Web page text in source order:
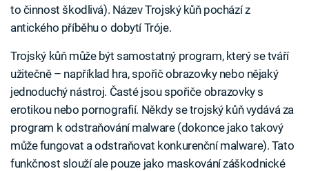
to činnost škodlivá). Název Trojský kůň pochází z
antického příběhu o dobytí Tróje.
Trojský kůň může být samostatný program, který se tváří
užitečně – například hra, spořič obrazovky nebo nějaký
jednoduchý nástroj. Časté jsou spořiče obrazovky s
erotikou nebo pornografií. Někdy se trojský kůň vydává za
program k odstraňování malware (dokonce jako takový
může fungovat a odstraňovat konkurenční malware). Tato
funkčnost slouží ale pouze jako maskování záškodnické